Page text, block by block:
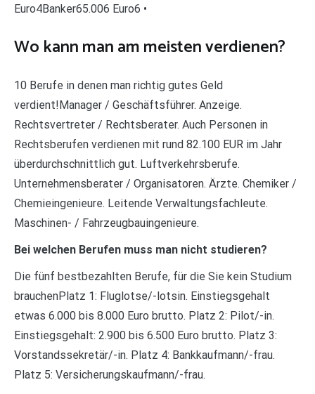
Euro4Banker65.006 Euro6 •
Wo kann man am meisten verdienen?
10 Berufe in denen man richtig gutes Geld
verdient!Manager / Geschäftsführer. Anzeige.
Rechtsvertreter / Rechtsberater. Auch Personen in
Rechtsberufen verdienen mit rund 82.100 EUR im Jahr
überdurchschnittlich gut. Luftverkehrsberufe.
Unternehmensberater / Organisatoren. Ärzte. Chemiker /
Chemieingenieure. Leitende Verwaltungsfachleute.
Maschinen- / Fahrzeugbauingenieure.
Bei welchen Berufen muss man nicht studieren?
Die fünf bestbezahlten Berufe, für die Sie kein Studium
brauchenPlatz 1: Fluglotse/-lotsin. Einstiegsgehalt
etwas 6.000 bis 8.000 Euro brutto. Platz 2: Pilot/-in.
Einstiegsgehalt: 2.900 bis 6.500 Euro brutto. Platz 3:
Vorstandssekretär/-in. Platz 4: Bankkaufmann/-frau.
Platz 5: Versicherungskaufmann/-frau.